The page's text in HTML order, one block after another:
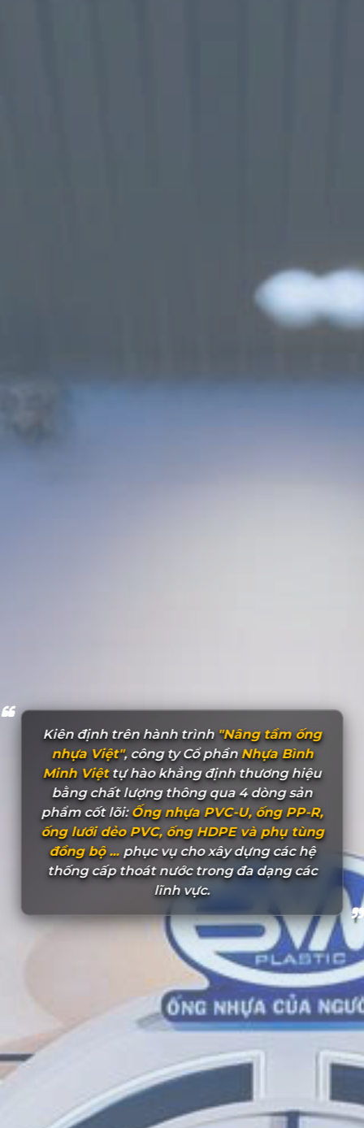
Kiên định trên hành trình "Nâng tầm ống
nhựa Việt", công ty Cổ phầnNhựa Bình
Minh Việttự hào khẳng định thương hiệu
bằng chất lượng thông qua 4 dòng sản
phẩm cốt lõi:Ống nhựa PVC-U, ống PP-R,
ống lưới dẻo PVC, ống HDPE và phụ tùng
đồng bộ ... phục vụ cho xây dựng các hệ
thống cấp thoát nước trong đa dạng các
lĩnh vực.